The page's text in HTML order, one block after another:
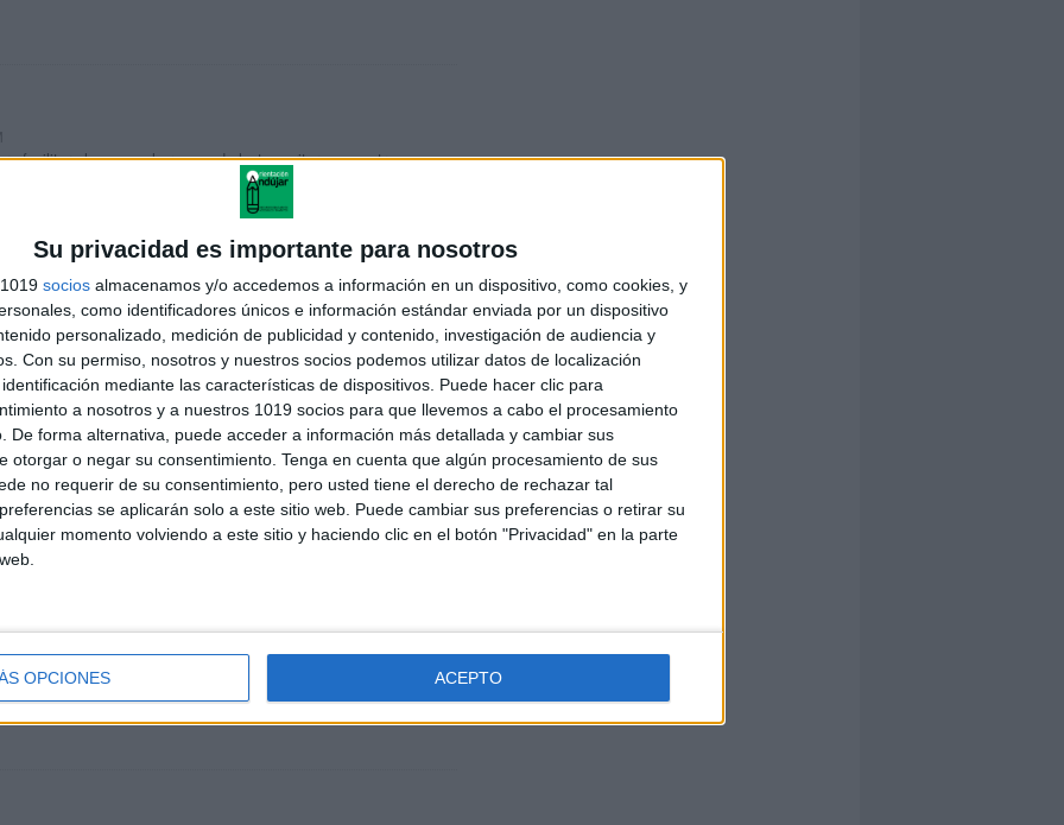
Su privacidad es importante para nosotros
socios almacenamos y/o accedemos a información en un dispositivo, como cookies, y
como identificadores únicos e información estándar enviada por un dispositivo
personalizado, medición de publicidad y contenido, investigación de audiencia y
Con su permiso, nosotros y nuestros socios podemos utilizar datos de localización
mediante las características de dispositivos. Puede hacer clic para
a nosotros y a nuestros 1019 socios para que llevemos a cabo el procesamiento
De forma alternativa, puede acceder a información más detallada y cambiar sus
otorgar o negar su consentimiento. Tenga en cuenta que algún procesamiento de sus
no requerir de su consentimiento, pero usted tiene el derecho de rechazar tal
se aplicarán solo a este sitio web. Puede cambiar sus preferencias o retirar su
momento volviendo a este sitio y haciendo clic en el botón "Privacidad" en la parte
OPCIONES ACEPTO
facilitar el acceso al proceso de lectoescritura a nuestros
TODO LO QUE NOS ENVIAN
enviar . FELICIDADES!!!